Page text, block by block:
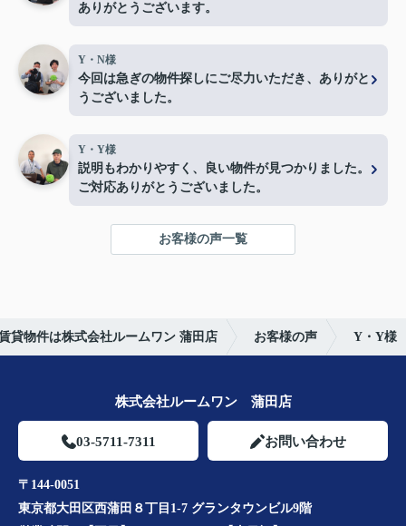
ありがとうございます。
Y・N様
今回は急ぎの物件探しにご尽力いただき、ありがと
うございました。
Y・Y様
説明もわかりやすく、良い物件が見つかりました。
ご対応ありがとうございました。
お客様の声一覧
貸物件は株式会社ルームワン 蒲田店 お客様の声 Y・Y様
株式会社ルームワン 蒲田店
03-5711-7311 お問い合わせ
〒144-0051
東京都大田区西蒲田８丁目1-7 グランタウンビル9階